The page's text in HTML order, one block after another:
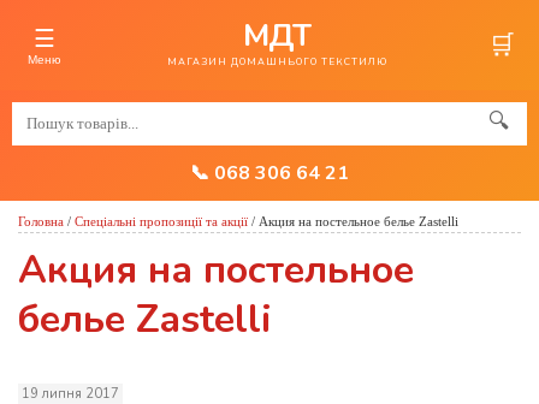
☰
Меню
МДТ
МАГАЗИН ДОМАШНЬОГО ТЕКСТИЛЮ 🛒
🔍
📞 068 306 64 21
Головна / Спеціальні пропозиції та акції / Акция на постельное белье Zastelli
Акция на постельное
белье Zastelli
19 липня 2017